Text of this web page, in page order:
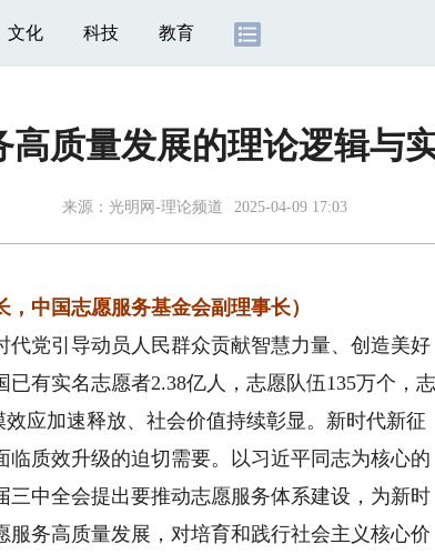
文化 科技 教育
高质量发展的理论逻辑与
来源： 光明网-理论频道 2025-04-09 17:03
中国志愿服务基金会副理事长）
党引导动员人民群众贡献智慧力量、创造美好
有实名志愿者2.38亿人，志愿队伍135万个，志
应加速释放、社会价值持续彰显。新时代新征
质效升级的迫切需要。以习近平同志为核心的
中全会提出要推动志愿服务体系建设，为新时
务高质量发展，对培育和践行社会主义核心价